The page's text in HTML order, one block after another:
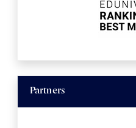
Partners